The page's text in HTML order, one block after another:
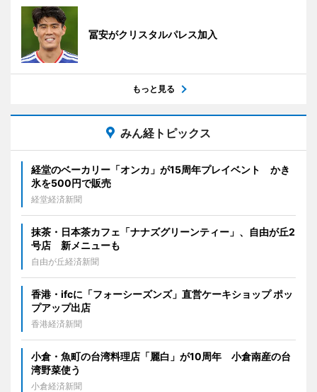
冨安がクリスタルパレス加入
もっと見る
みん経トピックス
経堂のベーカリー「オンカ」が15周年プレイベント かき
氷を500円で販売
経堂経済新聞
抹茶・日本茶カフェ「ナナズグリーンティー」、自由が丘2
号店 新メニューも
自由が丘経済新聞
香港・ifcに「フォーシーズンズ」直営ケーキショップ ポッ
プアップ出店
香港経済新聞
小倉・魚町の台湾料理店「麗白」が10周年 小倉南産の台
湾野菜使う
小倉経済新聞